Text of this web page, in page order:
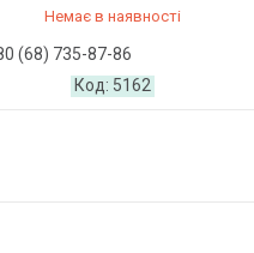
Немає в наявності
(68) 735-87-86
5162